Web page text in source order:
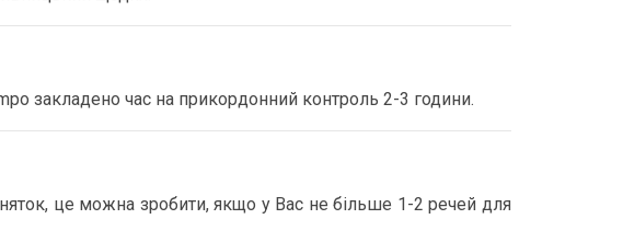
закладено час на прикордонний контроль 2-3 години.
це можна зробити, якщо у Вас не більше 1-2 речей для